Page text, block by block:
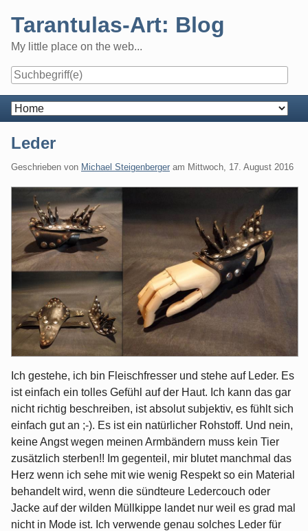
content
Tarantulas-Art: Blog
My little place on the web...
Navigation
Leder
Geschrieben von Michael Steigenberger am Mittwoch, 17. August 2016
Ich gestehe, ich bin Fleischfresser und stehe auf Leder. Es
ist einfach ein tolles Gefühl auf der Haut. Ich kann das gar
nicht richtig beschreiben, ist absolut subjektiv, es fühlt sich
einfach gut an ;-). Es ist ein natürlicher Rohstoff. Und nein,
keine Angst wegen meinen Armbändern muss kein Tier
zusätzlich sterben!! Im gegenteil, mir blutet manchmal das
Herz wenn ich sehe mit wie wenig Respekt so ein Material
behandelt wird, wenn die sündteure Ledercouch oder
Jacke auf der wilden Müllkippe landet nur weil es grad mal
nicht in Mode ist. Ich verwende genau solches Leder für